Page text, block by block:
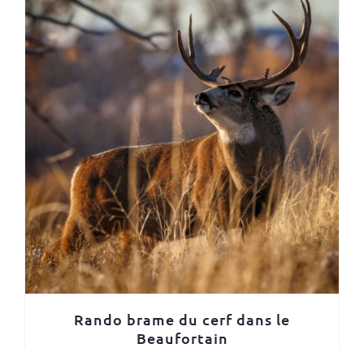
Rando brame du cerf dans le
Beaufortain